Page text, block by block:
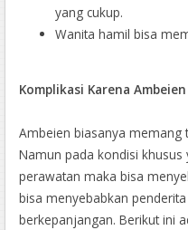
yang cukup.
Wanita hamil bisa
Komplikasi Karena Ambeien
Ambeien biasanya memang
Namun pada kondisi
perawatan maka bisa
bisa menyebabkan
berkepanjangan. Berikut ini